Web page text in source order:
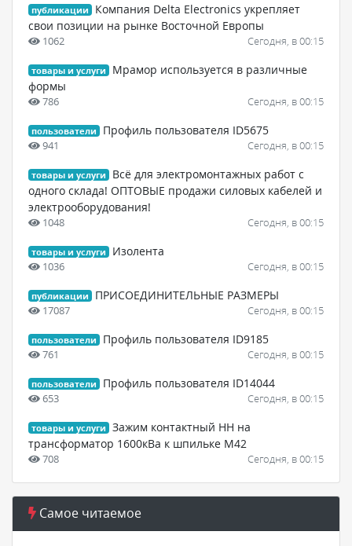
публикации
Компания Delta Electronics укрепляет
свои позиции на рынке Восточной Европы
1062 Сегодня, в 00:15
товары и услуги
Мрамор используется в различные
формы
786 Сегодня, в 00:15
пользователи Профиль пользователя ID5675
941 Сегодня, в 00:15
товары и услуги
Всё для электромонтажных работ с
одного склада! ОПТОВЫЕ продажи силовых кабелей и
электрооборудования!
1048 Сегодня, в 00:15
товары и услуги Изолента
1036 Сегодня, в 00:15
публикации ПРИСОЕДИНИТЕЛЬНЫЕ РАЗМЕРЫ
17087 Сегодня, в 00:15
пользователи Профиль пользователя ID9185
761 Сегодня, в 00:15
пользователи Профиль пользователя ID14044
653 Сегодня, в 00:15
товары и услуги
Зажим контактный НН на
трансформатор 1600кВа к шпильке М42
708 Сегодня, в 00:15
Самое читаемое